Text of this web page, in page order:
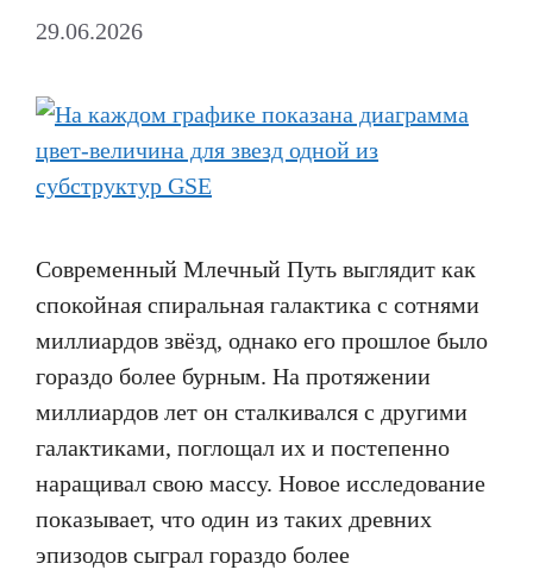
29.06.2026
Современный Млечный Путь выглядит как
спокойная спиральная галактика с сотнями
миллиардов звёзд, однако его прошлое было
гораздо более бурным. На протяжении
миллиардов лет он сталкивался с другими
галактиками, поглощал их и постепенно
наращивал свою массу. Новое исследование
показывает, что один из таких древних
эпизодов сыграл гораздо более